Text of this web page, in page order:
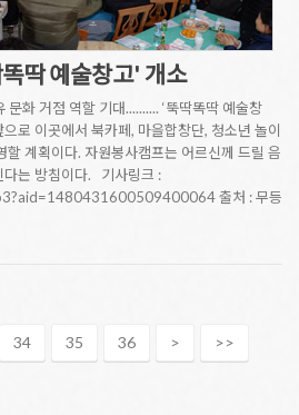
딱 예술창고' 개소
화 거점 역할 기대.......... ‘뚝딱똑딱 예술창
로 이곳에서 북카페, 마을합창단, 청소년 놀이
할 계획이다. 자원봉사캠프는 어르신께 드릴 음
다는 방침이다. 기사링크 :
출처 : 무등
34 35 36 > >>